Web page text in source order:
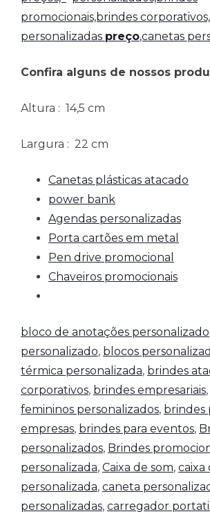
promocionais,brindes corporativos,
personalizadas preço,canetas
Confira alguns de nossos
Altura : 14,5 cm
Largura : 22 cm
Canetas plásticas atacado
power bank
Agendas personalizadas
Porta cartões em metal
Pen drive promocional
Chaveiros promocionais
bloco de anotações personalizado
personalizado, blocos
térmica personalizada, brindes
corporativos, brindes empresariais,
femininos personalizados, brindes
empresas, brindes para eventos,
personalizados, Brindes
personalizada, Caixa de som, caixa
personalizada, caneta
personalizadas, carregador portatil